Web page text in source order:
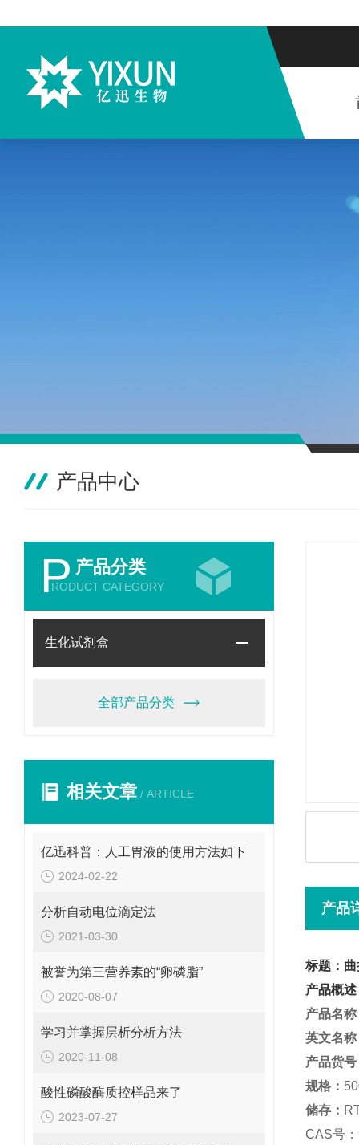
产品中心
P 产品分类
RODUCT CATEGORY
生化试剂盒
全部产品分类
相关文章 / ARTICLE
亿迅科普：人工胃液的使用方法如下
2024-02-22
分析自动电位滴定法
2021-03-30
被誉为第三营养素的“卵磷脂”
2020-08-07
学习并掌握层析分析方法
2020-11-08
酸性磷酸酶质控样品来了
2023-07-27
产品
标题：
产品概述
产品名称
英文名称
产品货号
规格：
储存：
CAS号：